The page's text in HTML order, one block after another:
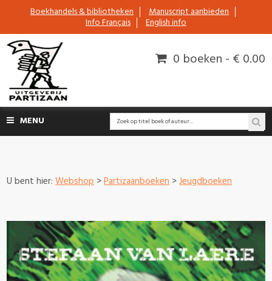
Boekhandels & bibliotheken Manuscript aanbieden
Info Français English info
0 boeken - € 0.00
MENU
U bent hier:Webshop>Partizaanboeken>Jeugdboeken